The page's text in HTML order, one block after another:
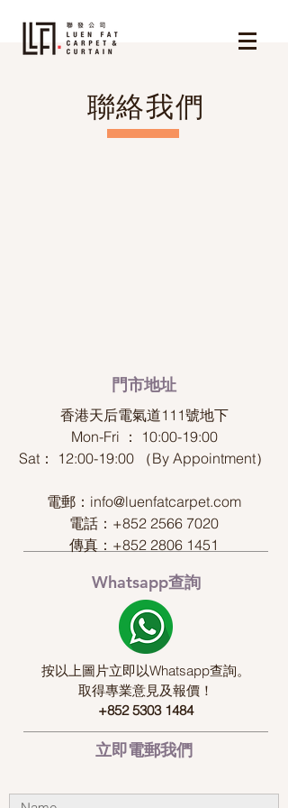
聯絡我們
門市地址
香港天后電氣道111號地下
Mon-Fri ： 10:00-19:00
Sat： 12:00-19:00 （By Appointment）
電郵： info@luenfatcarpet.com
電話：+852 2566 7020
傳真：+852 2806 1451
Whatsapp查詢
按以上圖片立即以Whatsapp查詢。
取得專業意見及報價！
+852 5303 1484
立即電郵我們